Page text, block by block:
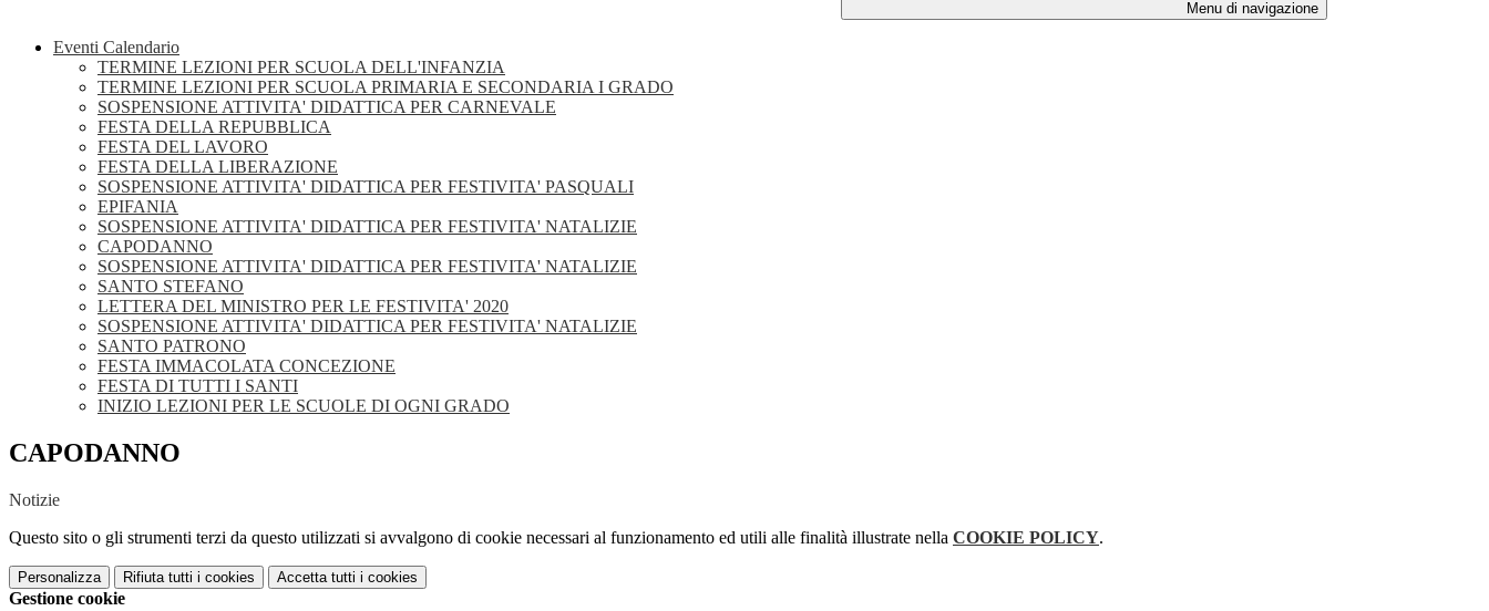
Menu di navigazione
Eventi Calendario
TERMINE LEZIONI PER SCUOLA DELL'INFANZIA
TERMINE LEZIONI PER SCUOLA PRIMARIA E SECONDARIA I GRADO
SOSPENSIONE ATTIVITA' DIDATTICA PER CARNEVALE
FESTA DELLA REPUBBLICA
FESTA DEL LAVORO
FESTA DELLA LIBERAZIONE
SOSPENSIONE ATTIVITA' DIDATTICA PER FESTIVITA' PASQUALI
EPIFANIA
SOSPENSIONE ATTIVITA' DIDATTICA PER FESTIVITA' NATALIZIE
CAPODANNO
SOSPENSIONE ATTIVITA' DIDATTICA PER FESTIVITA' NATALIZIE
SANTO STEFANO
LETTERA DEL MINISTRO PER LE FESTIVITA' 2020
SOSPENSIONE ATTIVITA' DIDATTICA PER FESTIVITA' NATALIZIE
SANTO PATRONO
FESTA IMMACOLATA CONCEZIONE
FESTA DI TUTTI I SANTI
INIZIO LEZIONI PER LE SCUOLE DI OGNI GRADO
CAPODANNO
Notizie
Questo sito o gli strumenti terzi da questo utilizzati si avvalgono di cookie necessari al funzionamento ed utili alle finalità illustrate nella COOKIE POLICY.
Personalizza Rifiuta tutti i cookies Accetta tutti i cookies
Gestione cookie